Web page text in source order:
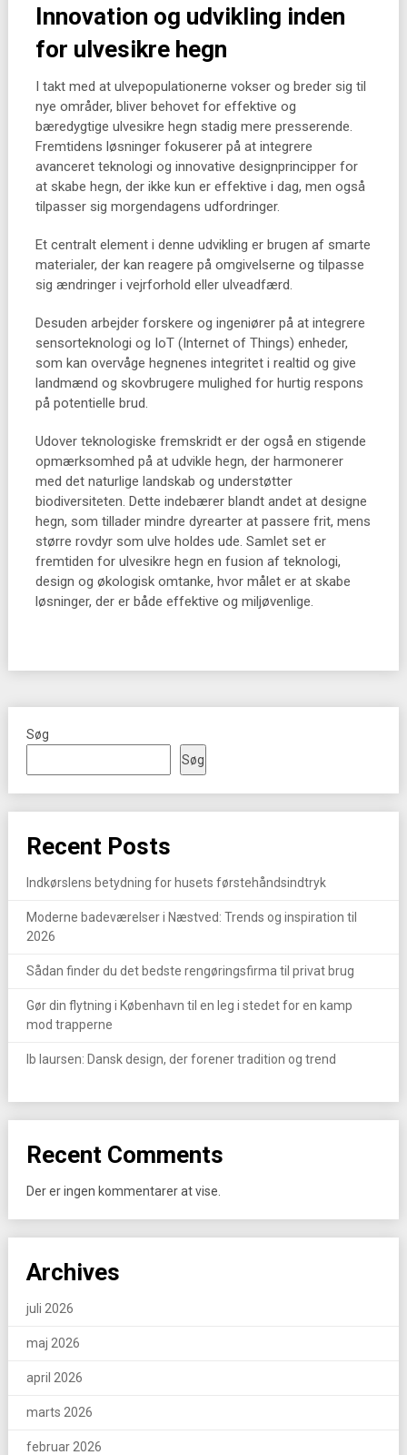
Innovation og udvikling inden
for ulvesikre hegn
I takt med at ulvepopulationerne vokser og breder sig til
nye områder, bliver behovet for effektive og
bæredygtige ulvesikre hegn stadig mere presserende.
Fremtidens løsninger fokuserer på at integrere
avanceret teknologi og innovative designprincipper for
at skabe hegn, der ikke kun er effektive i dag, men også
tilpasser sig morgendagens udfordringer.
Et centralt element i denne udvikling er brugen af smarte
materialer, der kan reagere på omgivelserne og tilpasse
sig ændringer i vejrforhold eller ulveadfærd.
Desuden arbejder forskere og ingeniører på at integrere
sensorteknologi og IoT (Internet of Things) enheder,
som kan overvåge hegnenes integritet i realtid og give
landmænd og skovbrugere mulighed for hurtig respons
på potentielle brud.
Udover teknologiske fremskridt er der også en stigende
opmærksomhed på at udvikle hegn, der harmonerer
med det naturlige landskab og understøtter
biodiversiteten. Dette indebærer blandt andet at designe
hegn, som tillader mindre dyrearter at passere frit, mens
større rovdyr som ulve holdes ude. Samlet set er
fremtiden for ulvesikre hegn en fusion af teknologi,
design og økologisk omtanke, hvor målet er at skabe
løsninger, der er både effektive og miljøvenlige.
Søg
Søg
Recent Posts
Indkørslens betydning for husets førstehåndsindtryk
Moderne badeværelser i Næstved: Trends og inspiration til
2026
Sådan finder du det bedste rengøringsfirma til privat brug
Gør din flytning i København til en leg i stedet for en kamp
mod trapperne
Ib laursen: Dansk design, der forener tradition og trend
Recent Comments
Der er ingen kommentarer at vise.
Archives
juli 2026
maj 2026
april 2026
marts 2026
februar 2026